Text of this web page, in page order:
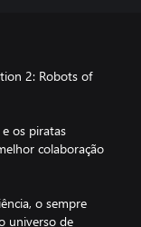
2: Robots of
os piratas
colaboração
o sempre
universo de